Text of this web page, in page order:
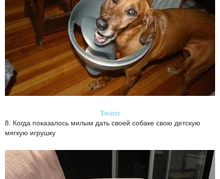
Twitter
8. Когда показалось милым дать своей собаке свою детскую
мягкую игрушку